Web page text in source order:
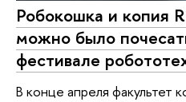
Робокошка и копия
можно было
фестивале
В конце апреля факультет